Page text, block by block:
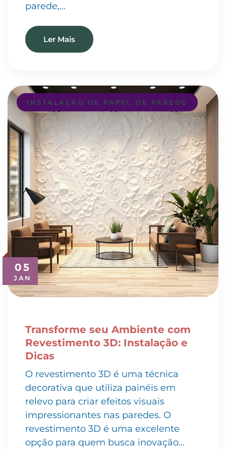
parede,…
Ler Mais
05
JAN
INSTALAÇÃO DE PAPEL DE PAREDE
Transforme seu Ambiente com
Revestimento 3D: Instalação e
Dicas
O revestimento 3D é uma técnica
decorativa que utiliza painéis em
relevo para criar efeitos visuais
impressionantes nas paredes. O
revestimento 3D é uma excelente
opção para quem busca inovação…